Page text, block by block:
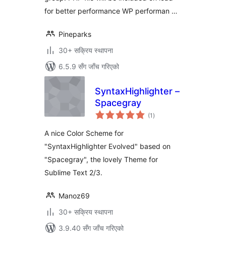
for better performance WP performan …
Pineparks
30+ सक्रिय स्थापना
6.5.9 सँग जाँच गरिएको
SyntaxHighlighter –
Spacegray
(1 कुल
रेटिङ्गहरू
)
A nice Color Scheme for
"SyntaxHighlighter Evolved" based on
"Spacegray", the lovely Theme for
Sublime Text 2/3.
Manoz69
30+ सक्रिय स्थापना
3.9.40 सँग जाँच गरिएको